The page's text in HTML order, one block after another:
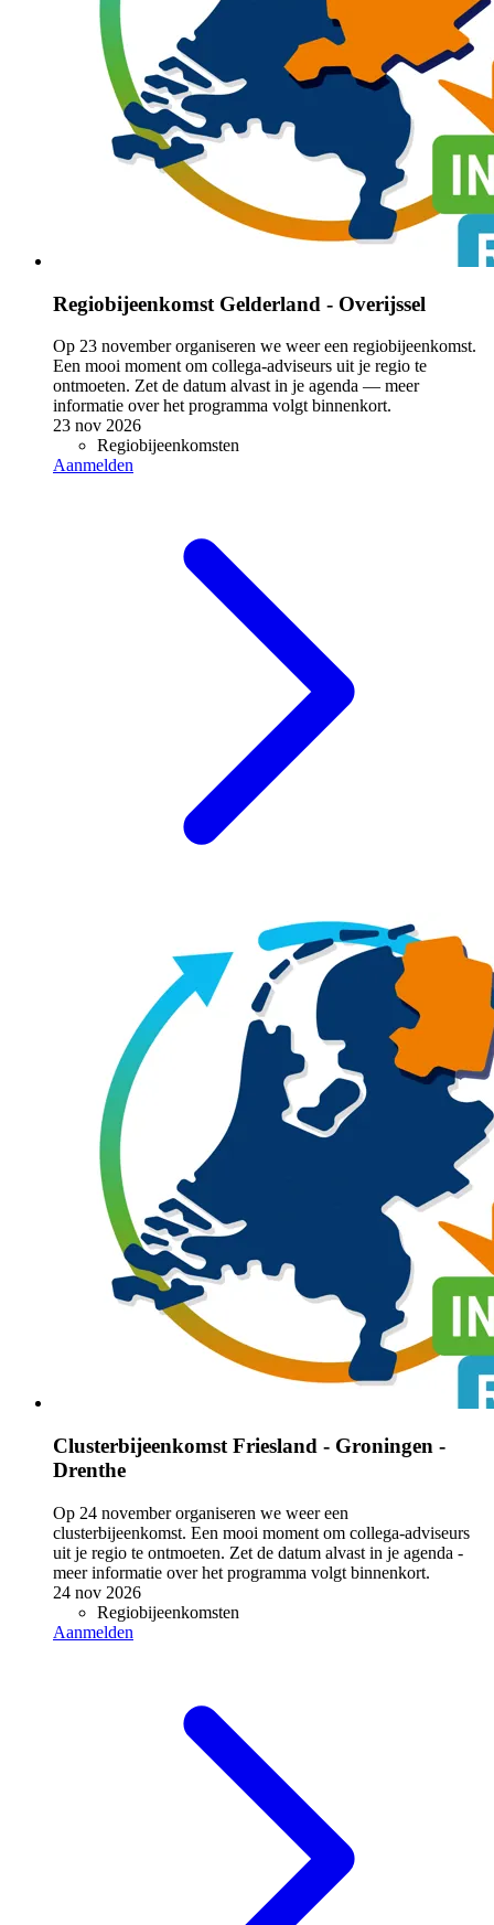
Regiobijeenkomst Gelderland - Overijssel
Op 23 november organiseren we weer een regiobijeenkomst.
Een mooi moment om collega-adviseurs uit je regio te
ontmoeten. Zet de datum alvast in je agenda — meer
informatie over het programma volgt binnenkort.
23 nov 2026
Regiobijeenkomsten
Aanmelden
Clusterbijeenkomst Friesland - Groningen -
Drenthe
Op 24 november organiseren we weer een
clusterbijeenkomst. Een mooi moment om collega-adviseurs
uit je regio te ontmoeten. Zet de datum alvast in je agenda -
meer informatie over het programma volgt binnenkort.
24 nov 2026
Regiobijeenkomsten
Aanmelden